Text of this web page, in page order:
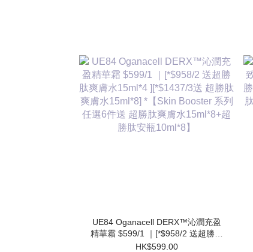
UE84 Oganacell DERX™沁潤充盈
精華霜 $599/1 ｜[*$958/2 送超勝肽
爽膚水15ml*4 ][*$1437/3送 超勝肽
HK$599.00